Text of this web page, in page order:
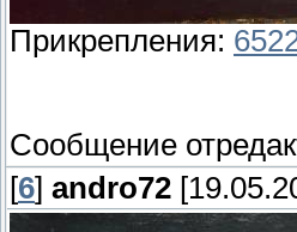
Прикрепления:
Сообщение
[6] andro72